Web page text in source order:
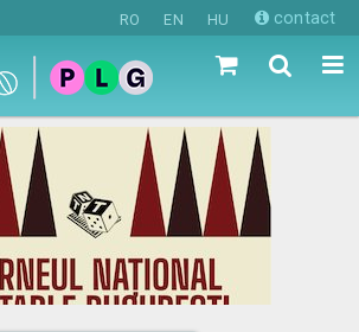
RO EN HU contact